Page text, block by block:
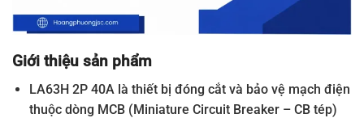
Giới thiệu sản phẩm
LA63H 2P 40A là thiết bị đóng cắt và bảo vệ mạch điện
thuộc dòng MCB (Miniature Circuit Breaker – CB tép)